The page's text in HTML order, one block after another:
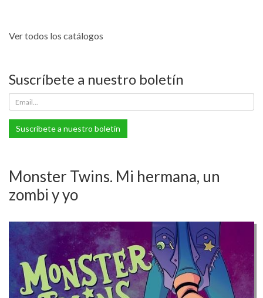
Ver todos los catálogos
Suscríbete a nuestro boletín
Suscríbete a nuestro boletín
Monster Twins. Mi hermana, un
zombi y yo